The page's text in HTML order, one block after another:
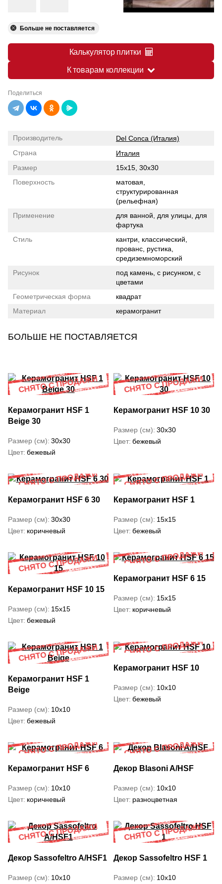
Больше не поставляется
Калькулятор плитки
К товарам коллекции
Поделиться
Производитель
Del Conca (Италия)
Страна
Италия
Размер
15x15, 30x30
Поверхность
матовая,
структурированная
(рельефная)
Применение
для ванной, для улицы, для
фартука
Стиль
кантри, классический,
прованс, рустика,
средиземноморский
Рисунок
под камень, с рисунком, с
цветами
Геометрическая форма
квадрат
Материал
керамогранит
БОЛЬШЕ НЕ ПОСТАВЛЯЕТСЯ
Керамогранит HSF 1
Beige 30
Размер (см) 30x30
Цвет бежевый
Керамогранит HSF 10 30
Размер (см) 30x30
Цвет бежевый
Керамогранит HSF 6 30
Размер (см) 30x30
Цвет коричневый
Керамогранит HSF 1
Размер (см) 15x15
Цвет бежевый
Керамогранит HSF 10 15
Размер (см) 15x15
Цвет бежевый
Керамогранит HSF 6 15
Размер (см) 15x15
Цвет коричневый
Керамогранит HSF 1
Beige
Размер (см) 10x10
Цвет бежевый
Керамогранит HSF 10
Размер (см) 10x10
Цвет бежевый
Керамогранит HSF 6
Размер (см) 10x10
Цвет коричневый
Декор Blasoni A/HSF
Размер (см) 10x10
Цвет разноцветная
Декор Sassofeltro A/HSF1
Размер (см) 10x10
Декор Sassofeltro HSF 1
Размер (см) 10x10